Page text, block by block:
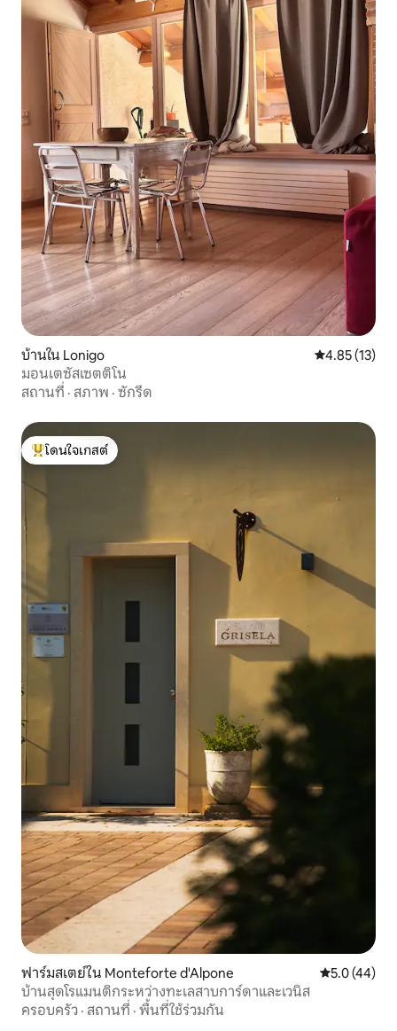
บ้านใน Lonigo คะแนนเฉลี่ย
4.85 (13)
มอนเตซัสเซตติโน
สถานที่ · สภาพ · ซักรีด
โดนใจเกสต์ที่สุด
โดนใจเกสต์
ฟาร์มสเตย์ใน Monteforte d'Alpone คะแนนเฉลี่ย
5.0 (44)
บ้านสุดโรแมนติกระหว่างทะเลสาบการ์ดาและเวนิส
ครอบครัว · สถานที่ · พื้นที่ใช้ร่วมกัน